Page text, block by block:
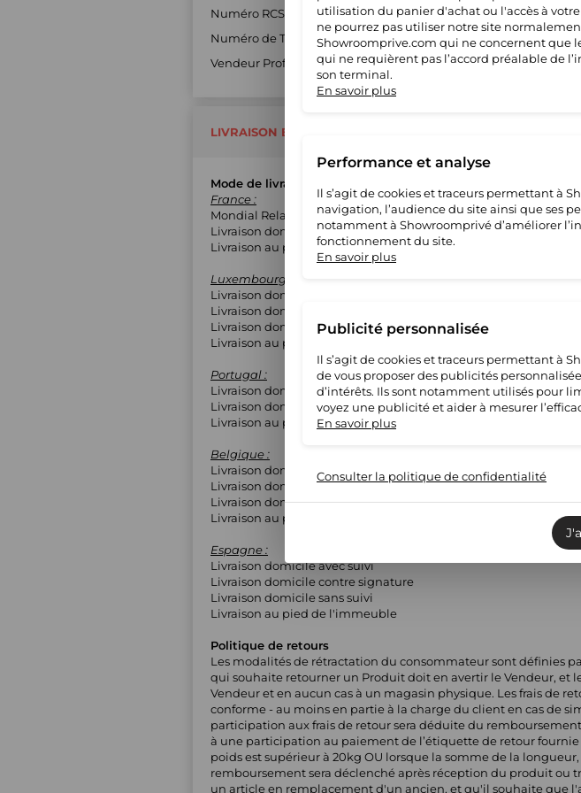
Numéro RCS : 90195077400017
Numéro de TVA : FR86901950774
Vendeur Professionnel : Oui
LIVRAISON ET RETOUR
Mode de livraison
France :
Mondial Relay (MED)
Livraison domicile avec suivi
Livraison au pied de l'immeuble
Luxembourg :
Livraison domicile avec suivi
Livraison domicile contre signature
Livraison domicile sans suivi
Livraison au pied de l'immeuble
Portugal :
Livraison domicile avec suivi
Livraison domicile sans suivi
Livraison au pied de l'immeuble
Belgique :
Livraison domicile avec suivi
Livraison domicile contre signature
Livraison domicile sans suivi
Livraison au pied de l'immeuble
Espagne :
Livraison domicile avec suivi
Livraison domicile contre signature
Livraison domicile sans suivi
Livraison au pied de l'immeuble
Politique de retours
Les modalités de rétractation du consommateur sont définies
qui souhaite retourner un Produit doit en avertir le Vendeur, et
Vendeur et en aucun cas à un magasin physique. Les frais de
conforme - au moins en partie à la charge du client en cas de
participation aux frais de retour sera déduite du
à une participation au paiement de l’étiquette de retour
poids est supérieur à 20kg OU lorsque la somme de la
remboursement sera déclenché après réception du produit ou
un article en remplacement d'un ancien, et qu'il souhaite que
utilisation du panier d'achat ou l'accès à votre
ne pourrez pas utiliser notre site
Showroomprive.com qui ne concernent que
qui ne requièrent pas l’accord préalable de
son terminal.
En savoir plus
Performance et analyse
Il s’agit de cookies et traceurs permettant à
navigation, l’audience du site ainsi que ses
notamment à Showroomprivé d’améliorer
fonctionnement du site.
En savoir plus
Publicité personnalisée
Il s’agit de cookies et traceurs permettant à
de vous proposer des publicités
d’intérêts. Ils sont notamment utilisés pour
voyez une publicité et aider à mesurer
En savoir plus
Consulter la politique de confidentialité